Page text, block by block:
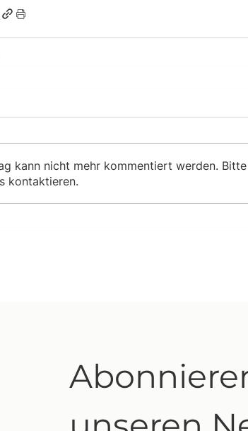
kann nicht mehr kommentiert werden.
kontaktieren.